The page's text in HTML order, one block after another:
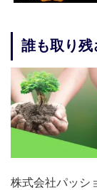
誰も取り残
株式会社パッシ